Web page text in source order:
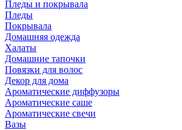
Пледы и покрывала
Пледы
Покрывала
Домашняя одежда
Халаты
Домашние тапочки
Повязки для волос
Декор для дома
Ароматические диффузоры
Ароматические саше
Ароматические свечи
Вазы